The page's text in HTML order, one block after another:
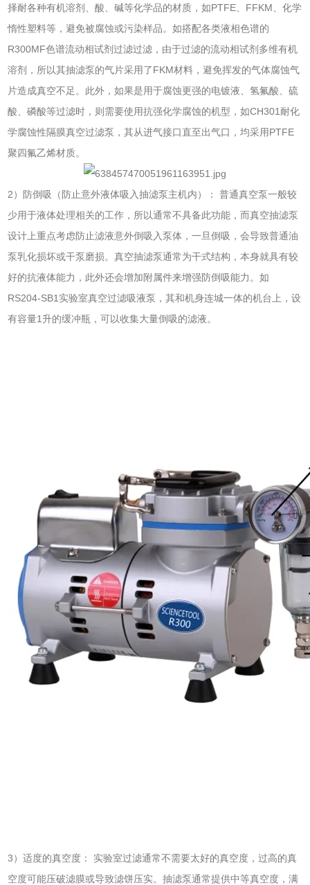
择耐各种有机溶剂、酸、碱等化学品的材质，如PTFE、FFKM、化学
惰性塑料等，避免被腐蚀或污染样品。如搭配各类液相色谱的
R300MF色谱流动相试剂过滤过滤，由于过滤的流动相试剂多维有机
溶剂，所以其抽滤泵的气片采用了FKM材料，避免挥发的气体腐蚀气
片造成真空不足。此外，如果是用于腐蚀更强的电镀液、氢氟酸、硫
酸、磷酸等过滤时，则需要使用抗强化学腐蚀的机型，如CH301耐化
学腐蚀性隔膜真空过滤泵，其从进气接口直至出气口，均采用PTFE
聚四氟乙烯材质。
2）防倒吸（防止意外液体吸入抽滤泵主机内）： 普通真空泵一般较
少用于液体处理相关的工作，所以通常不具备此功能，而真空抽滤泵
设计上重点考虑防止滤液意外倒吸入泵体，一旦倒吸，会导致普通油
泵乳化损坏或干泵磨损。真空抽滤泵通常为干式结构，本身就具有较
好的抗液体能力，此外还会增加附属件来增强防倒吸能力。如
RS204-SB1实验室真空过滤吸液泵，其和机身连城一体的机台上，设
有容量1升的缓冲瓶，可以收集大量倒吸的滤液。
3）适度的真空度： 实验室过滤通常不需要太好的真空度，过高的真
空度可能压破滤膜或导致滤饼压实。抽滤泵通常提供中等真空度，满